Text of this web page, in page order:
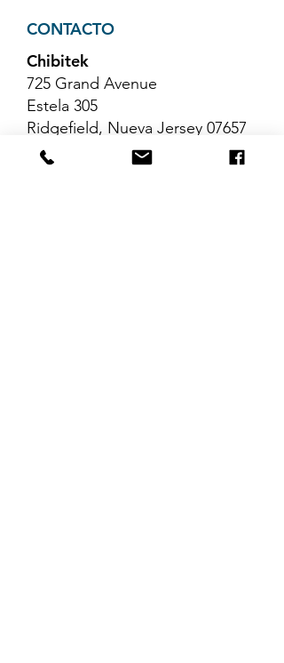
CONTACTO
Chibitek
725 Grand Avenue
Estela 305
Ridgefield, Nueva Jersey 07657
Teléfono 888-585-6823